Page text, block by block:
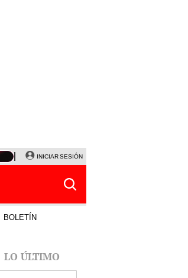
NALDY SALDAÑA
INICIAR SESIÓN
BOLETÍN
LO ÚLTIMO